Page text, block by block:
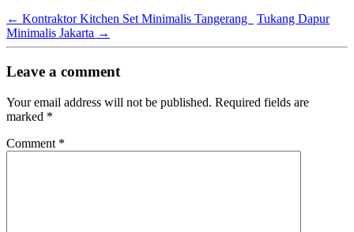
← Kontraktor Kitchen Set Minimalis Tangerang
Tukang Dapur
Minimalis Jakarta →
Leave a comment
Your email address will not be published. Required fields are
marked *
Comment *